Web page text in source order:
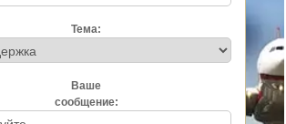
Тема:
Ваше
сообщение: